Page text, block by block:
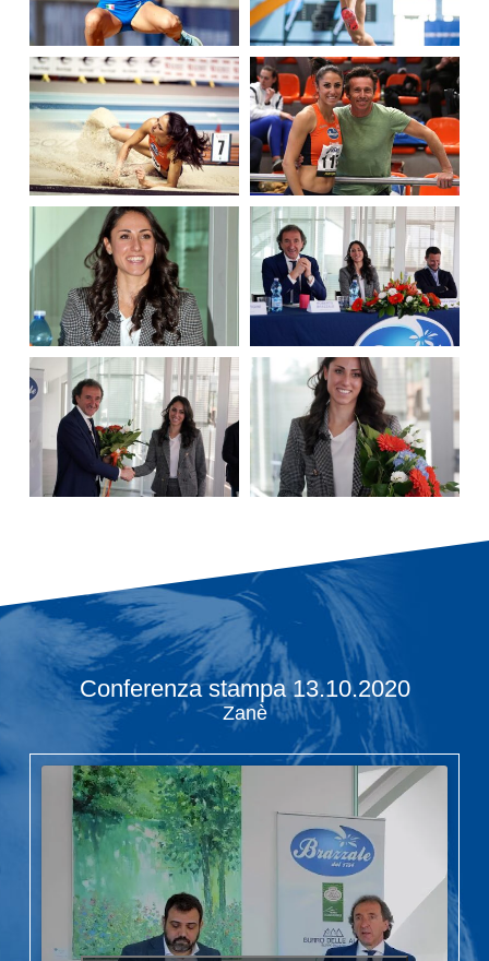
Conferenza stampa 13.10.2020
Zanè